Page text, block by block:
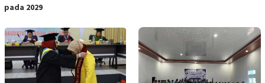
pada 2029